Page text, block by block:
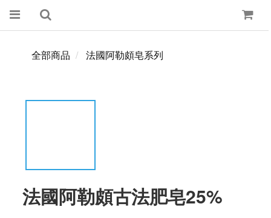
全部商品 法國阿勒頗皂系列
法國阿勒頗古法肥皂25%